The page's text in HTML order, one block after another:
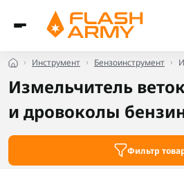
Инструмент Бензоинструмент
Измельчитель
и дровоколы
Фильтр